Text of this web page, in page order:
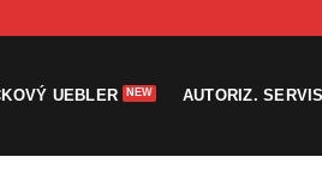
UEBLER AUTORIZ.